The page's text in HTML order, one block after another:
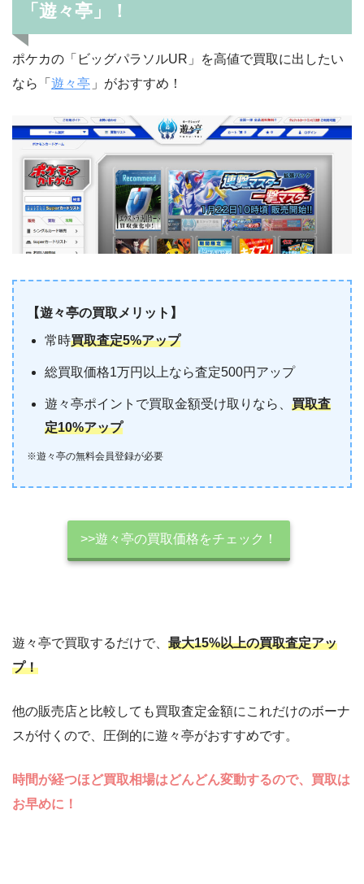
「遊々亭」！
ポケカの「ビッグパラソルUR」を高値で買取に出したい
なら「 遊々亭 」がおすすめ！
【遊々亭の買取メリット】
常時買取査定5%アップ
総買取価格1万円以上なら査定500円アップ
遊々亭ポイントで買取金額受け取りなら、買取査
定10%アップ
※遊々亭の無料会員登録が必要
>>遊々亭の買取価格をチェック！
遊々亭で買取するだけで、 最大15%以上の買取査定アッ
プ！
他の販売店と比較しても買取査定金額にこれだけのボーナ
スが付くので、圧倒的に遊々亭がおすすめです。
時間が経つほど買取相場はどんどん変動するので、買取は
お早めに！